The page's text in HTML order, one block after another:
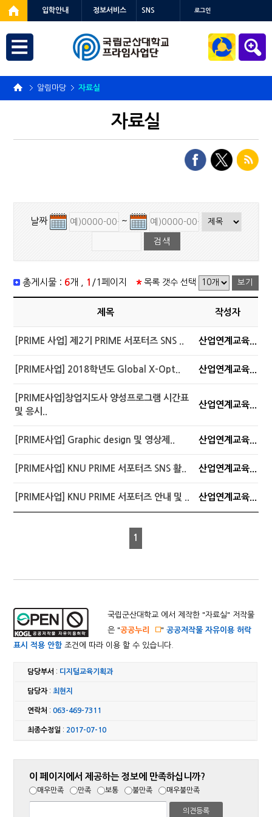
입학안내 정보서비스 SNS 로그인
알림마당 자료실
자료실
날짜 ~
총게시물 : 6 개 , 1 /1페이지 목록 갯수 선택
제목 작성자
[PRIME 사업] 제2기 PRIME 서포터즈 SNS .. 산업연계교육...
[PRIME사업] 2018학년도 Global X-Opt.. 산업연계교육...
[PRIME사업]창업지도사 양성프로그램 시간표
및 응시..
산업연계교육...
[PRIME사업] Graphic design 및 영상제.. 산업연계교육...
[PRIME사업] KNU PRIME 서포터즈 SNS 활.. 산업연계교육...
[PRIME사업] KNU PRIME 서포터즈 안내 및 .. 산업연계교육...
1
국립군산대학교 에서 제작한 "자료실" 저작물
은 "공공누리 "공공저작물 자유이용 허락
표시 적용 안함조건에 따라 이용 할 수 있습니다.
담당부서 : 디지털교육기획과
담당자:최현지
연락처 :063-469-7311
최종수정일 : 2017-07-10
이 페이지에서 제공하는 정보에 만족하십니까?
매우만족 만족 보통 불만족 매우불만족